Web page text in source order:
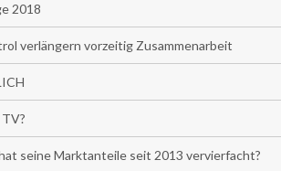
2018
verlängern vorzeitig Zusammenarbeit
seine Marktanteile seit 2013 vervierfacht?